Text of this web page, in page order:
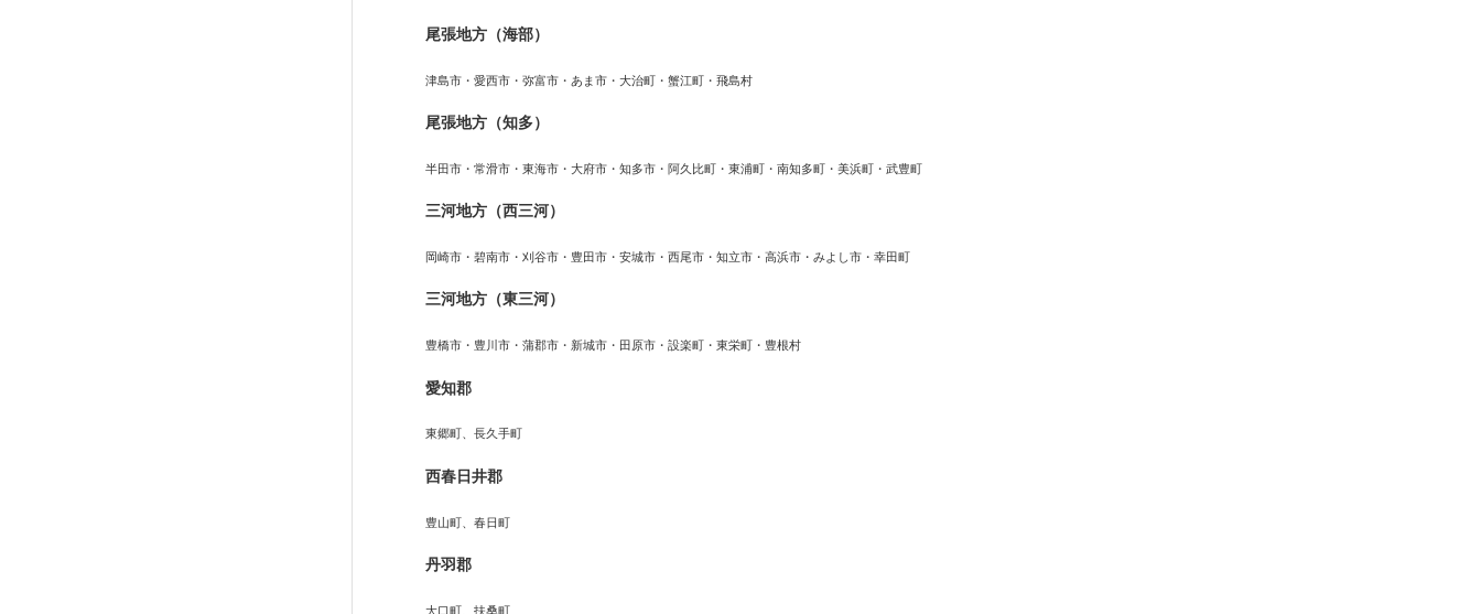
尾張地方（海部）
津島市・愛西市・弥富市・あま市・大治町・蟹江町・飛島村
尾張地方（知多）
半田市・常滑市・東海市・大府市・知多市・阿久比町・東浦町・南知多町・美浜町・武豊町
三河地方（西三河）
岡崎市・碧南市・刈谷市・豊田市・安城市・西尾市・知立市・高浜市・みよし市・幸田町
三河地方（東三河）
豊橋市・豊川市・蒲郡市・新城市・田原市・設楽町・東栄町・豊根村
愛知郡
東郷町、長久手町
西春日井郡
豊山町、春日町
丹羽郡
大口町、扶桑町